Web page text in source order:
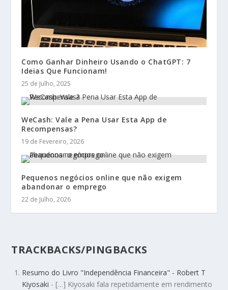
Como Ganhar Dinheiro Usando o ChatGPT: 7
Ideias Que Funcionam!
25 de Julho, 2025
WeCash: Vale a Pena Usar Esta App de
Recompensas?
19 de Fevereiro, 2026
Pequenos negócios online que não exigem
abandonar o emprego
22 de Julho, 2026
TRACKBACKS/PINGBACKS
Resumo do Livro "Independência Financeira" - Robert T
Kiyosaki - […] Kiyosaki fala repetidamente em rendimento